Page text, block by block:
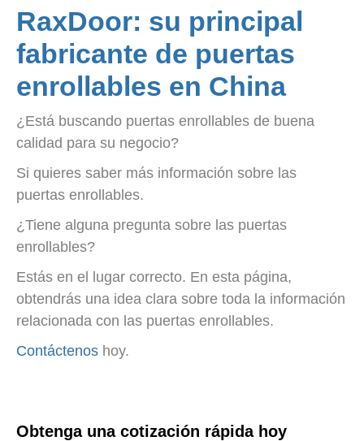
RaxDoor: su principal
fabricante de puertas
enrollables en China
¿Está buscando puertas enrollables de buena
calidad para su negocio?
Si quieres saber más información sobre las
puertas enrollables.
¿Tiene alguna pregunta sobre las puertas
enrollables?
Estás en el lugar correcto. En esta página,
obtendrás una idea clara sobre toda la información
relacionada con las puertas enrollables.
Contáctenos hoy.
Obtenga una cotización rápida hoy